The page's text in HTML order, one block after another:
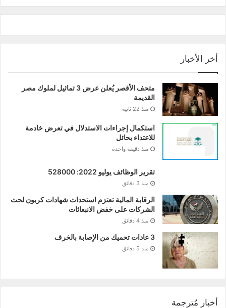
أخر الأخبار
متحف الأقصر يُعلن عرض 3 تماثيل لملوك مصر
القديمة
منذ 22 ثانية
استكمال إجراءات الاستدلال في تعرض خادمة
للاعتداء بحائل
منذ دقيقة واحدة
تقرير الوظائف يوليو 2022: 528000
منذ 3 دقائق
الرقابة المالية تعتزم استحداث شهادات كربون لحث
الشركات على خفض الانبعاثات
منذ 4 دقائق
3 عادات تحميك من الإصابة بالخرف
منذ 5 دقائق
أخبار مُترجمة